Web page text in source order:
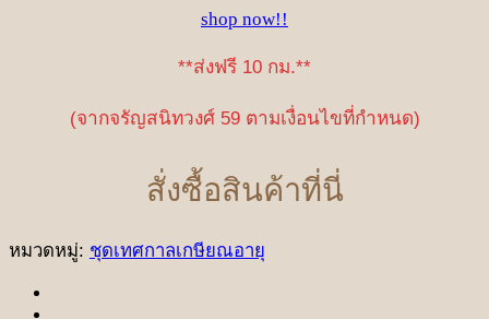
shop now!!
**ส่งฟรี 10 กม.**
(จากจรัญสนิทวงศ์ 59 ตามเงื่อนไขที่กำหนด)
สั่งซื้อสินค้าที่นี่
หมวดหมู่: ชุดเทศกาลเกษียณอายุ